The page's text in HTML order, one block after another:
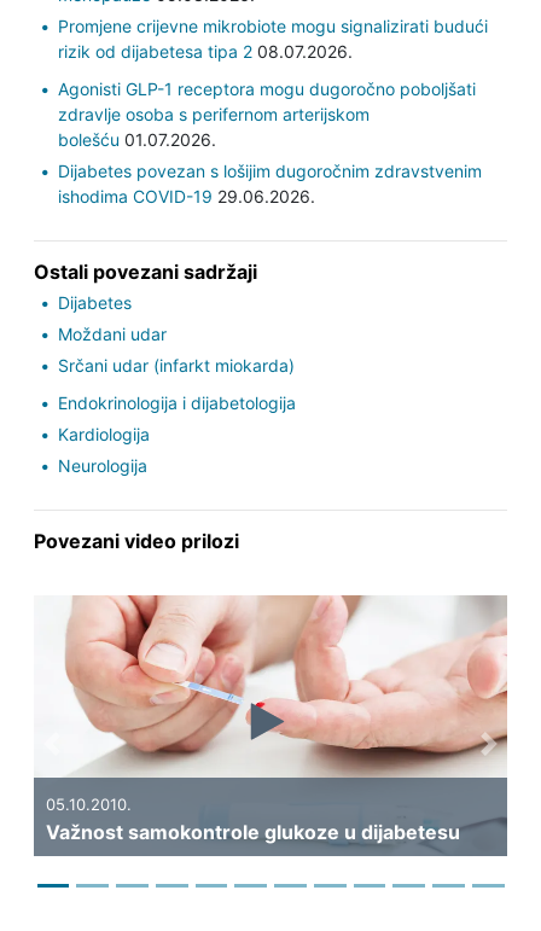
Promjene crijevne mikrobiote mogu signalizirati budući
rizik od dijabetesa tipa 208.07.2026.
Agonisti GLP-1 receptora mogu dugoročno poboljšati
zdravlje osoba s perifernom arterijskom
bolešću 01.07.2026.
Dijabetes povezan s lošijim dugoročnim zdravstvenim
ishodima COVID-19 29.06.2026.
Ostali povezani sadržaji
Dijabetes
Moždani udar
Srčani udar (infarkt miokarda)
Endokrinologija i dijabetologija
Kardiologija
Neurologija
Povezani video prilozi
samokontrole glukoze u dijabetesu
19.09.2010.
dijabetesa?
Previous Next